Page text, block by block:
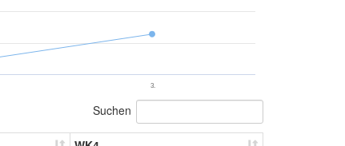
3.
Suchen